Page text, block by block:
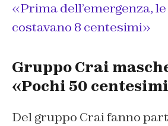
«Prima dell’emergenza,
costavano 8 centesimi»
Gruppo Crai
«Pochi 50
Del gruppo Crai fanno